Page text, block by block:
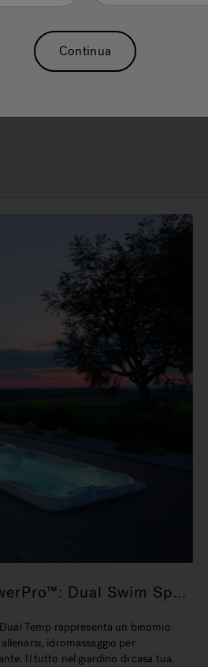
regolare ed ampio consente più
acquatici ad alta intensità. La
Spa offre un’opzione a basso
Dual Swim Spa
Temp rappresenta un binomio
idromassaggio per
Il tutto nel giardino di casa tua.
Continua